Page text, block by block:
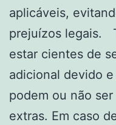
aplicáveis,
prejuízos legais.
estar cientes de
adicional devido
podem ou não
extras. Em caso